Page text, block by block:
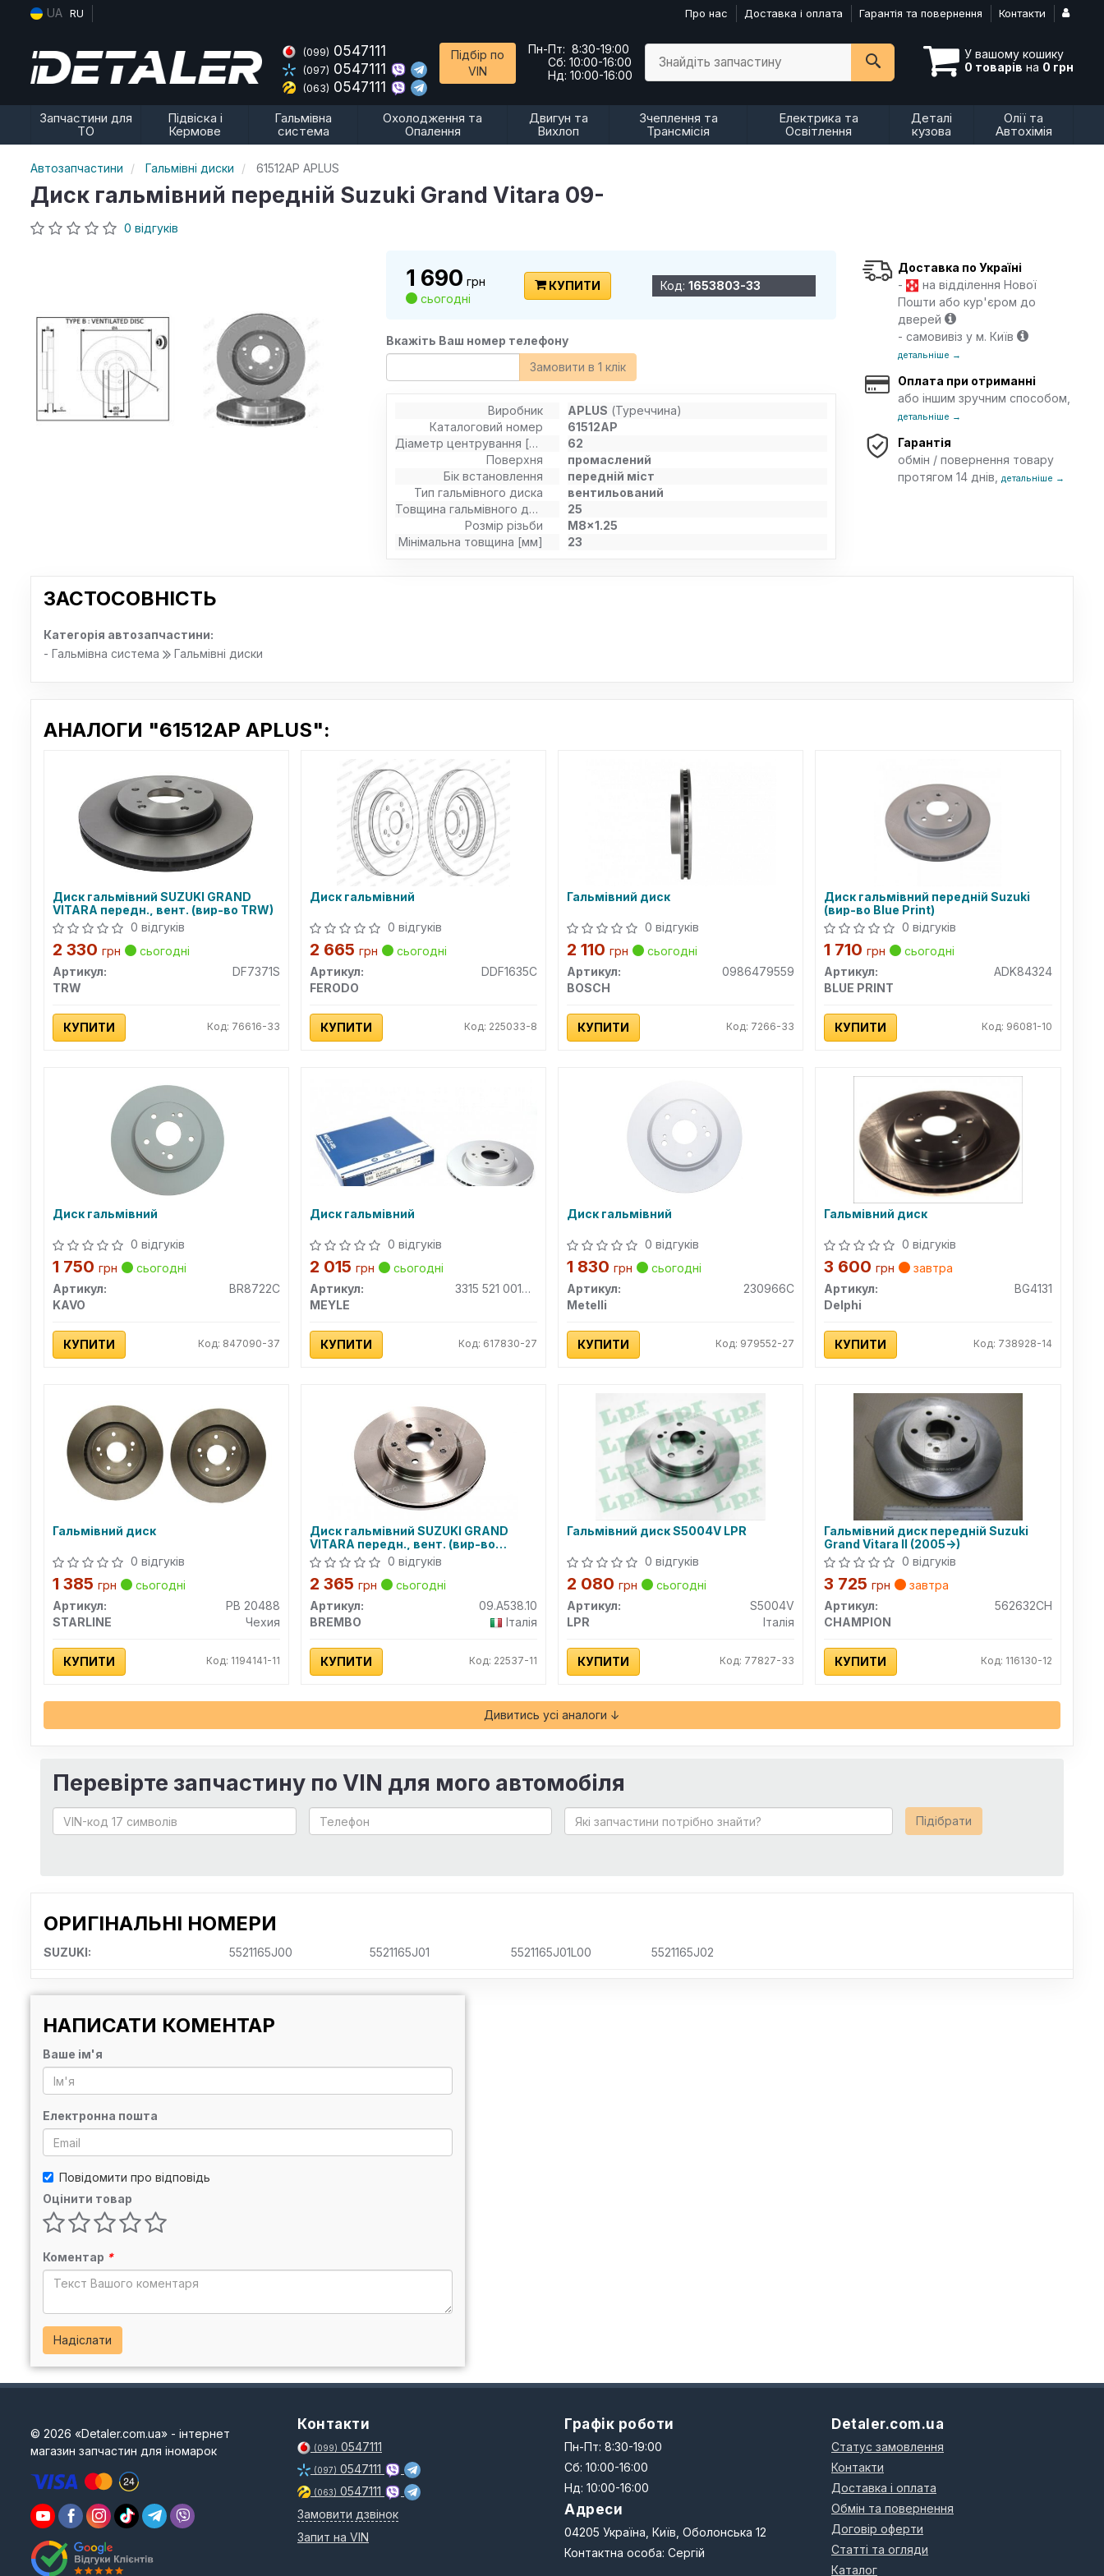
UA RU Про нас Доставка і оплата Гарантія та повернення Контакти
(099) 0547111
(097) 0547111
(063) 0547111
Підбір по
VIN
Пн-Пт: 8:30-19:00
Сб: 10:00-16:00
Нд: 10:00-16:00
У вашому кошику
0 товарів на 0 грн
Знайдіть запчастину
Запчастини для
ТО
Підвіска і
Кермове
Гальмівна
система
Охолодження та
Опалення
Двигун та
Вихлоп
Зчеплення та
Трансмісія
Електрика та
Освітлення
Деталі
кузова
Олії та
Автохімія
Автозапчастини Гальмівні диски 61512AP APLUS
Диск гальмівний передній Suzuki Grand Vitara 09-
0 відгуків
1 690 грн
сьогодні
КУПИТИ Код:1653803-33
Вкажіть Ваш номер телефону
Замовити в 1 клік
Виробник APLUS (Туреччина)
Каталоговий номер
61512AP
Діаметр центрування [мм]
62
Поверхня
промаслений
Бік встановлення
передній міст
Тип гальмівного диска
вентильований
Товщина гальмівного диску (мм)
25
Розмір різьби
M8x1.25
Мінімальна товщина [мм]
23
Доставка по Україні
-
на відділення Нової
Пошти або кур'єром до
дверей
- самовивіз у м. Київ
детальніше →
Оплата при отриманні
або іншим зручним способом,
детальніше →
Гарантія
обмін / повернення товару
протягом 14 днів,детальніше →
ЗАСТОСОВНІСТЬ
Категорія автозапчастини:
- Гальмівна система
Гальмівні диски
АНАЛОГИ "61512AP APLUS":
Диск гальмівний SUZUKI GRAND
VITARA передн., вент. (вир-во TRW)
0 відгуків
2 330 грн
сьогодні
Артикул:
DF7371S
TRW
КУПИТИ Код: 76616-33
Диск гальмівний
0 відгуків
2 665 грн
сьогодні
Артикул:
DDF1635C
FERODO
КУПИТИ Код: 225033-8
Гальмівний диск
0 відгуків
2 110 грн
сьогодні
Артикул:
0986479559
BOSCH
КУПИТИ Код: 7266-33
Диск гальмівний передній Suzuki
(вир-во Blue Print)
0 відгуків
1 710грн
сьогодні
Артикул:
ADK84324
BLUE PRINT
КУПИТИ Код: 96081-10
Диск гальмівний
0 відгуків
1 750 грн
сьогодні
Артикул:
BR8722C
KAVO
КУПИТИ Код: 847090-37
Диск гальмівний
0 відгуків
2 015 грн
сьогодні
Артикул:
3315 521 0017PD
MEYLE
КУПИТИ Код: 617830-27
Диск гальмівний
0 відгуків
1 830 грн
сьогодні
Артикул:
230966C
Metelli
КУПИТИ Код: 979552-27
Гальмівний диск
0 відгуків
3 600грн
завтра
Артикул:
BG4131
Delphi
КУПИТИ Код: 738928-14
Гальмівний диск
0 відгуків
1 385 грн
сьогодні
Артикул:
PB 20488
STARLINE
Чехия
КУПИТИ Код: 1194141-11
Диск гальмівний SUZUKI GRAND
VITARA передн., вент. (вир-во
BREMBO)
0 відгуків
2 365 грн
сьогодні
Артикул:
09.A538.10
BREMBO
Італія
КУПИТИ Код: 22537-11
Гальмівний диск S5004V LPR
0 відгуків
2 080 грн
сьогодні
Артикул:
S5004V
LPR
Італія
КУПИТИ Код: 77827-33
Гальмівний диск передній Suzuki
Grand Vitara II (2005->)
0 відгуків
3 725грн
завтра
Артикул:
562632CH
CHAMPION
КУПИТИ Код: 116130-12
Дивитись усі аналоги ↓
Перевірте запчастину по VIN для мого автомобіля
Підібрати
ОРИГІНАЛЬНІ НОМЕРИ
SUZUKI: 5521165J00 5521165J01 5521165J01L00 5521165J02
НАПИСАТИ КОМЕНТАР
Ваше ім'я
Електронна пошта
Повідомити про відповідь
Оцінити товар
Коментар *
Надіслати
© 2026 «Detaler.com.ua» - інтернет
магазин запчастин для іномарок
Контакти
(099) 0547111
(097) 0547111
(063) 0547111
Замовити дзвінок
Запит на VIN
Графік роботи
Пн-Пт: 8:30-19:00
Сб: 10:00-16:00
Нд: 10:00-16:00
Адреси
04205 Україна, Київ, Оболонська 12
Контактна особа: Сергій
Detaler.com.ua
Статус замовлення
Контакти
Доставка і оплата
Обмін та повернення
Договір оферти
Статті та огляди
Каталог